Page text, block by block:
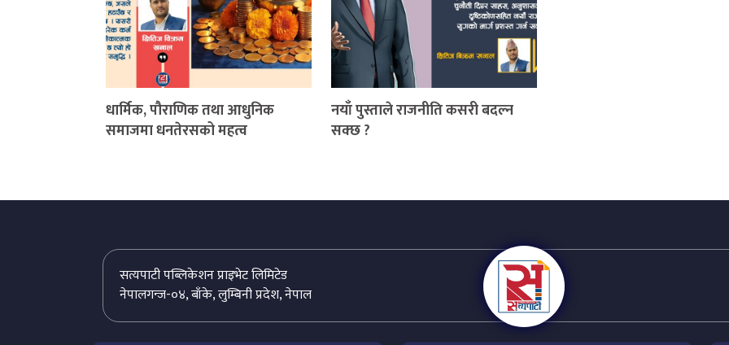
धार्मिक, पौराणिक तथा आधुनिक
समाजमा धनतेरसको महत्व
नयाँ पुस्ताले राजनीति कसरी बदल्न
सक्छ ?
सत्यपाटी पब्लिकेशन प्राइभेट लिमिटेड
नेपालगन्ज-०४, बाँके, लुम्बिनी प्रदेश, नेपाल